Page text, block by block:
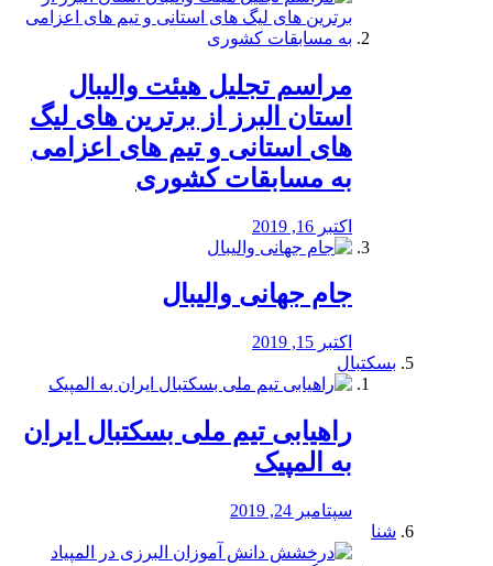
مراسم تجلیل هیئت والیبال
استان البرز از برترین های لیگ
های استانی و تیم های اعزامی
به مسابقات کشوری
اکتبر 16, 2019
جام جهانی والیبال
اکتبر 15, 2019
بسکتبال
راهیابی تیم ملی بسکتبال ایران
به المپیک
سپتامبر 24, 2019
شنا